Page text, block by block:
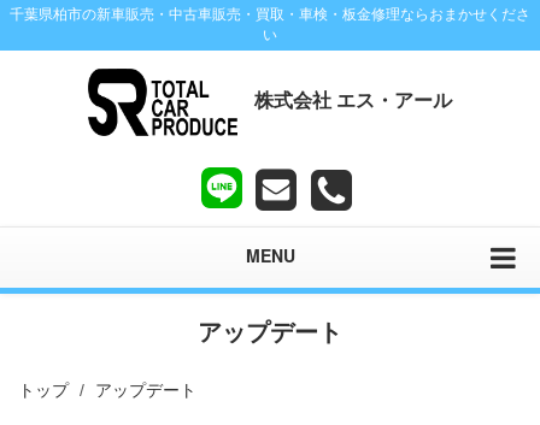
千葉県柏市の新車販売・中古車販売・買取・車検・板金修理ならおまかせくださ
い
株式会社 エス・アール
MENU
アップデート
トップ アップデート